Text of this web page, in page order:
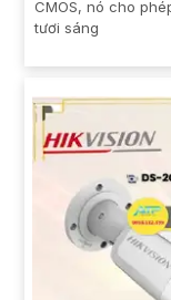
CMOS, nó cho
tươi sáng